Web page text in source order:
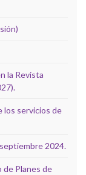
la Revista
los servicios de
2024.
Planes de